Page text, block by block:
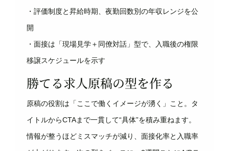
・評価制度と昇給時期、夜勤回数別の年収レンジを公
開
・面接は「現場見学＋同僚対話」型で、入職後の権限
移譲スケジュールを示す
勝てる求人原稿の型を作る
原稿の役割は「ここで働くイメージが湧く」こと。タ
イトルからCTAまで一貫して“具体”を積み重ねます。
情報が整うほどミスマッチが減り、面接化率と入職率